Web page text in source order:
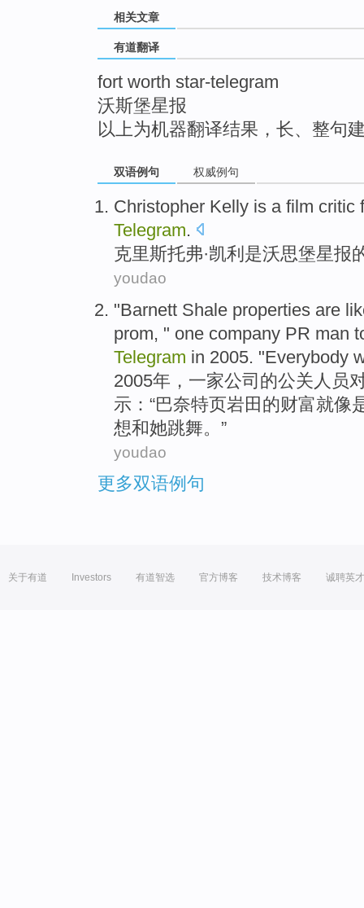
相关文章
有道翻译
fort worth star-telegram
沃斯堡星报
以上为机器翻译结果，长、整句
双语例句 权威例句
Christopher Kelly is a film critic
Telegram.
克里斯托弗·凯利 是沃思堡星报
youdao
"Barnett Shale properties are
prom, " one company PR man
Telegram in 2005. "Everybody
2005年， 一家公司的公关 人员
示：“巴奈特页岩田的财富就像
想和她跳舞。”
youdao
更多双语例句
关于有道 Investors 有道智选 官方博客 技术博客 诚聘英才